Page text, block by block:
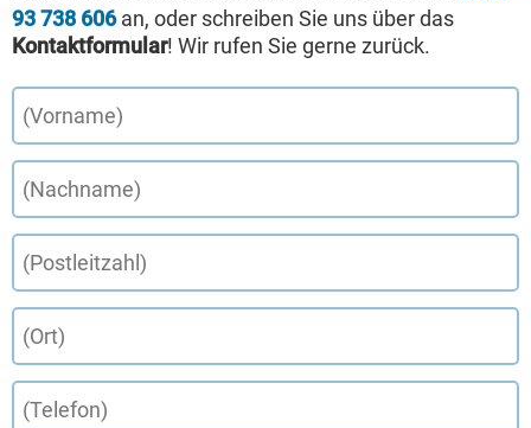
93 738 606an, oder schreiben Sie uns über das
Kontaktformular! Wir rufen Sie gerne zurück.